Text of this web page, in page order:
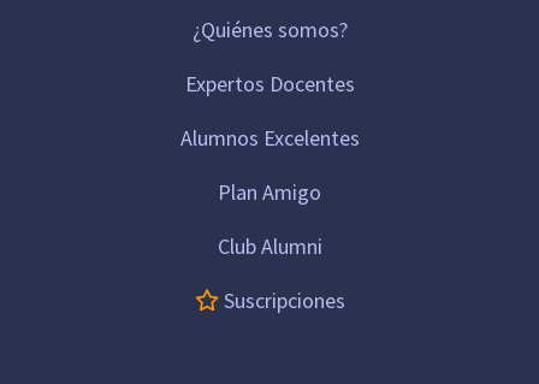
¿Quiénes somos?
Expertos Docentes
Alumnos Excelentes
Plan Amigo
Club Alumni
Suscripciones